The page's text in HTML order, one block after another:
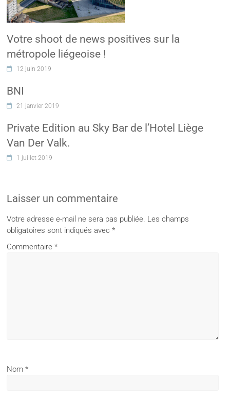
Votre shoot de news positives sur la
métropole liégeoise !
12 juin 2019
BNI
21 janvier 2019
Private Edition au Sky Bar de l’Hotel Liège
Van Der Valk.
1 juillet 2019
Laisser un commentaire
Votre adresse e-mail ne sera pas publiée. Les champs
obligatoires sont indiqués avec*
Commentaire*
Nom*